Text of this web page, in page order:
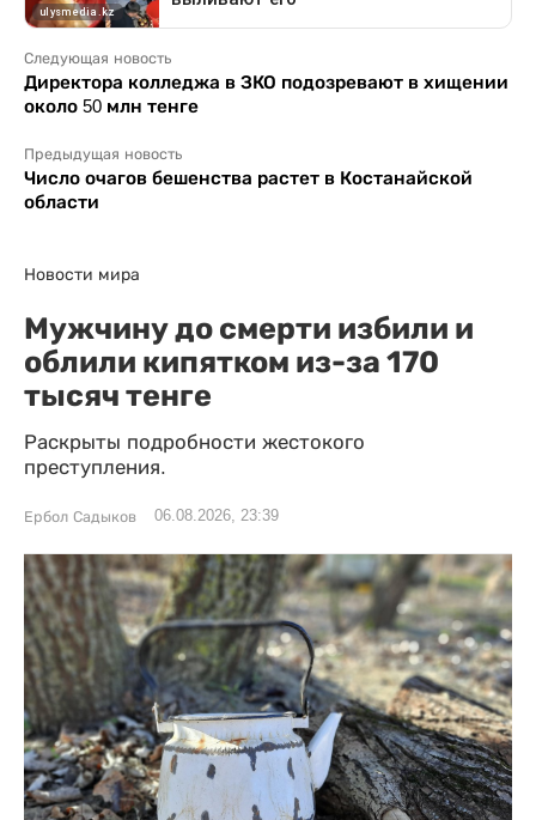
Следующая новость
Директора колледжа в ЗКО подозревают в хищении
около 50 млн тенге
Предыдущая новость
Число очагов бешенства растет в Костанайской
области
Новости мира
Мужчину до смерти избили и
облили кипятком из-за 170
тысяч тенге
Раскрыты подробности жестокого
преступления.
Ербол Садыков 06.08.2026, 23:39